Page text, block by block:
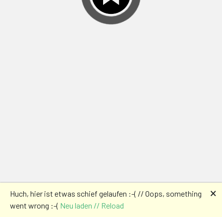
Huch, hier ist etwas schief gelaufen :-( // Oops, something
went wrong :-( Neu laden // Reload
🗙